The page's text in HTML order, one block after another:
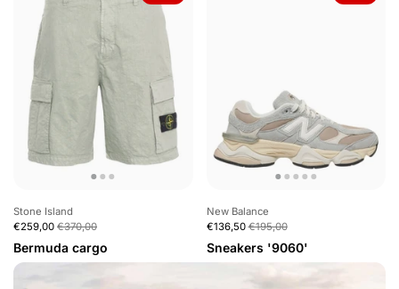
Stone Island
€259,00 €370,00
Bermuda cargo
New Balance
€136,50 €195,00
Sneakers '9060'